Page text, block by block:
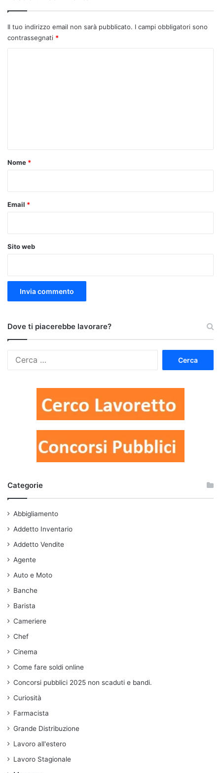
Il tuo indirizzo email non sarà pubblicato. I campi obbligatori sono
contrassegnati *
o
Nome *
Email *
Sito web
Dove ti piacerebbe lavorare?
Categorie
Abbigliamento
Addetto Inventario
Addetto Vendite
Agente
Auto e Moto
Banche
Barista
Cameriere
Chef
Cinema
Come fare soldi online
Concorsi pubblici 2025 non scaduti e bandi.
Curiosità
Farmacista
Grande Distribuzione
Lavoro all'estero
Lavoro Stagionale